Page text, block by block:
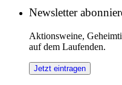
Newsletter
Aktionsweine,
auf dem Laufenden.
Jetzt eintragen